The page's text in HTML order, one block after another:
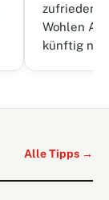
zufrieden,
Wohlen Ag
künftig nur
Alle Tipps →